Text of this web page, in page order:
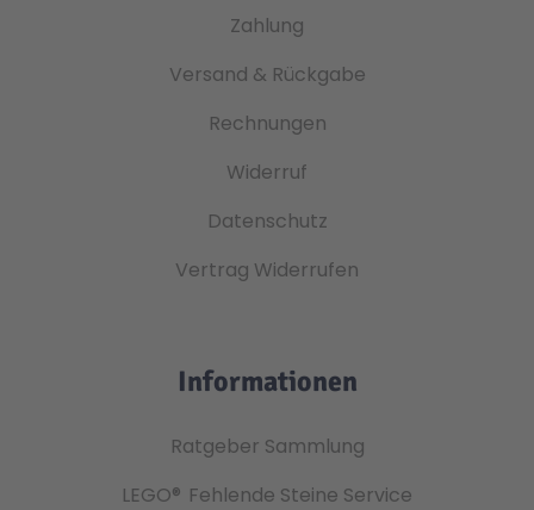
Zahlung
Versand & Rückgabe
Rechnungen
Widerruf
Datenschutz
Vertrag Widerrufen
Informationen
Ratgeber Sammlung
LEGO® Fehlende Steine Service